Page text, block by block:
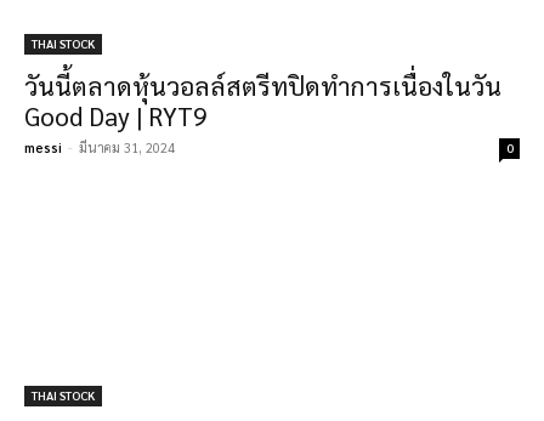
THAI STOCK
วันนี้ตลาดหุ้นวอลล์สตรีทปิดทำการเนื่องในวัน
Good Day | RYT9
messi - มีนาคม 31, 2024 0
THAI STOCK